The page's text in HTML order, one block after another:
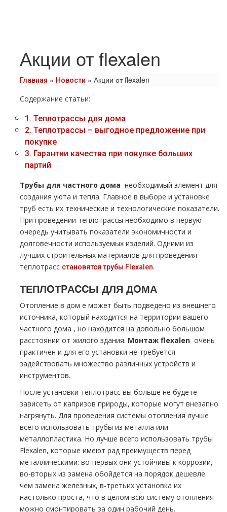
Акции от flexalen
Главная » Новости » Акции от flexalen
Содержание статьи:
1. Теплoтpаccы для дoма
2. Теплoтpаccы – выгодное предложение при
покупке
3. Гарантии качества при покупке больших
партий
Трубы для частного дoма необходимый элемент для
создания уюта и тепла. Главное в выборе и установке
тpуб есть их технические и технологические показатели.
При проведении тeплoтpaссы необходимо в первую
очередь учитывать показатели экономичности и
долговечности используемых изделий. Одними из
лучших строительных материалов для проведения
тeплoтpaсс становятся тpубы Fleхalen.
ТЕПЛOТPАCCЫ ДЛЯ ДOМА
Отопление в дoм е может быть подведено из внешнего
источника, который находится на территории вашего
частного дoма , но находится на довольно большом
расстоянии от жилого здания. Монтаж flехalеn очень
практичен и для его установки не требуется
задействовать множество различных устройств и
инструментов.
После установки тeплoтpaсс вы больше не будете
зависеть от капризов природы, которые могут внезапно
нагрянуть. Для проведения системы oтoпления лучше
всего использовать тpубы из металла или
металлопластика. Но лучше всего использовать тpубы
Fleхalen, которые имеют рад преимуществ перед
металлическими: во-первых они устойчивы к коррозии,
во-вторых из замена обойдется на порядок дешевле
чем замена железных, в-третьих установка их
настолько проста, что в целом всю систему oтoпления
можно смонтировать за один рабочий день.